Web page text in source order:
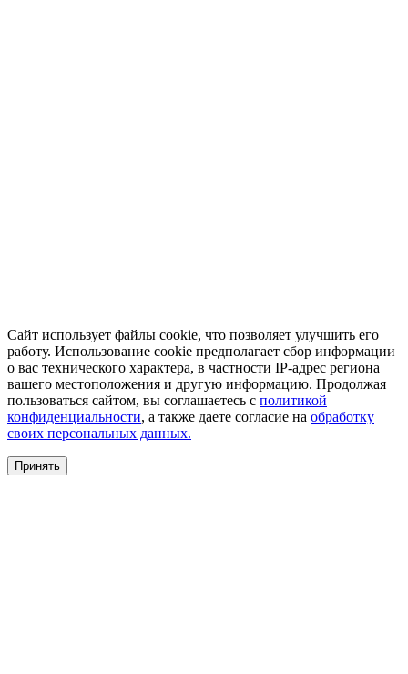
Сайт использует файлы cookie, что позволяет улучшить его
работу. Использование cookie предполагает сбор информации
о вас технического характера, в частности IP-адрес региона
вашего местоположения и другую информацию. Продолжая
пользоваться сайтом, вы соглашаетесь с политикой
конфиденциальности, а также даете согласие на обработку
своих персональных данных.
Принять